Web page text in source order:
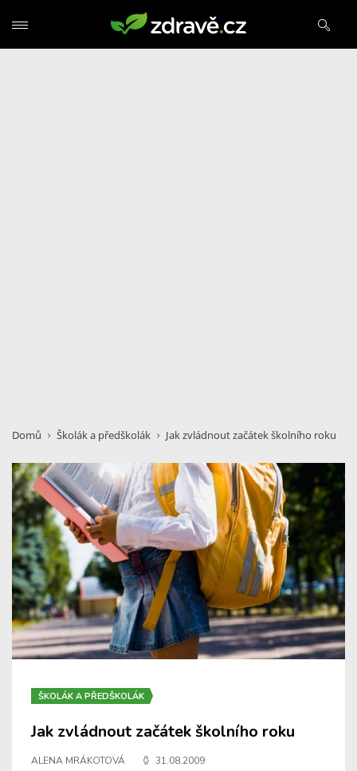
Domů Školák a předškolák Jak zvládnout začátek školního roku
ŠKOLÁK A PŘEDŠKOLÁK
Jak zvládnout začátek školního roku
ALENA MRÁKOTOVÁ 31.08.2009